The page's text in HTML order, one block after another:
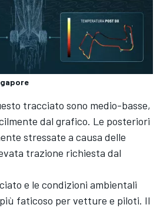
tracciato sono medio-basse,
dal grafico. Le posteriori
stressate a causa delle
trazione richiesta dal
e le condizioni ambientali
faticoso per vetture e piloti. Il